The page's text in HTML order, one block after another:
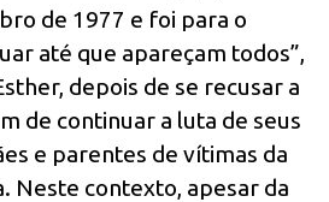
de 1977 e foi para o
até que apareçam todos”,
depois de se recusar a
de continuar a luta de seus
e parentes de vítimas da
Neste contexto, apesar da